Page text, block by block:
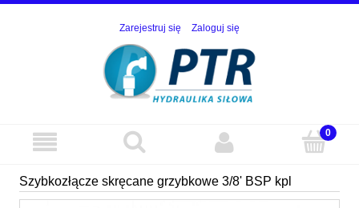
Zarejestruj się Zaloguj się
Szybkozłącze skręcane grzybkowe 3/8' BSP kpl